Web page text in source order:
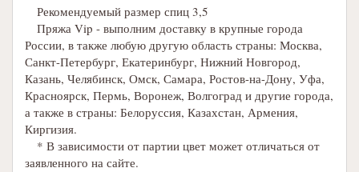
Рекомендуемый размер спиц 3,5
Пряжа Vip - выполним доставку в крупные города
России, в также любую другую область страны: Москва,
Санкт-Петербург, Екатеринбург, Нижний Новгород,
Казань, Челябинск, Омск, Самара, Ростов-на-Дону, Уфа,
Красноярск, Пермь, Воронеж, Волгоград и другие города,
а также в страны: Белоруссия, Казахстан, Армения,
Киргизия.
* В зависимости от партии цвет может отличаться от
заявленного на сайте.